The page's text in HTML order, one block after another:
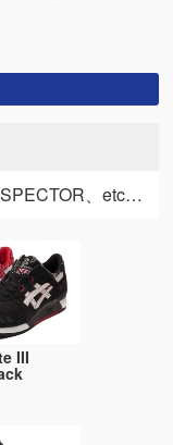
、etc…
III